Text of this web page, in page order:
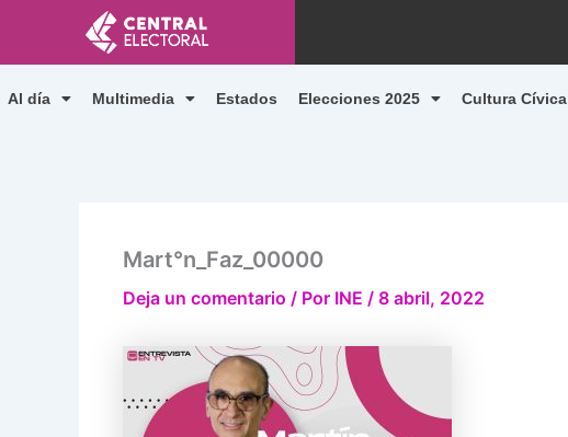
contenido
Al día Multimedia Estados Elecciones 2025 Cultura Cívica
Mart°n_Faz_00000
Deja un comentario / Por INE / 8 abril, 2022